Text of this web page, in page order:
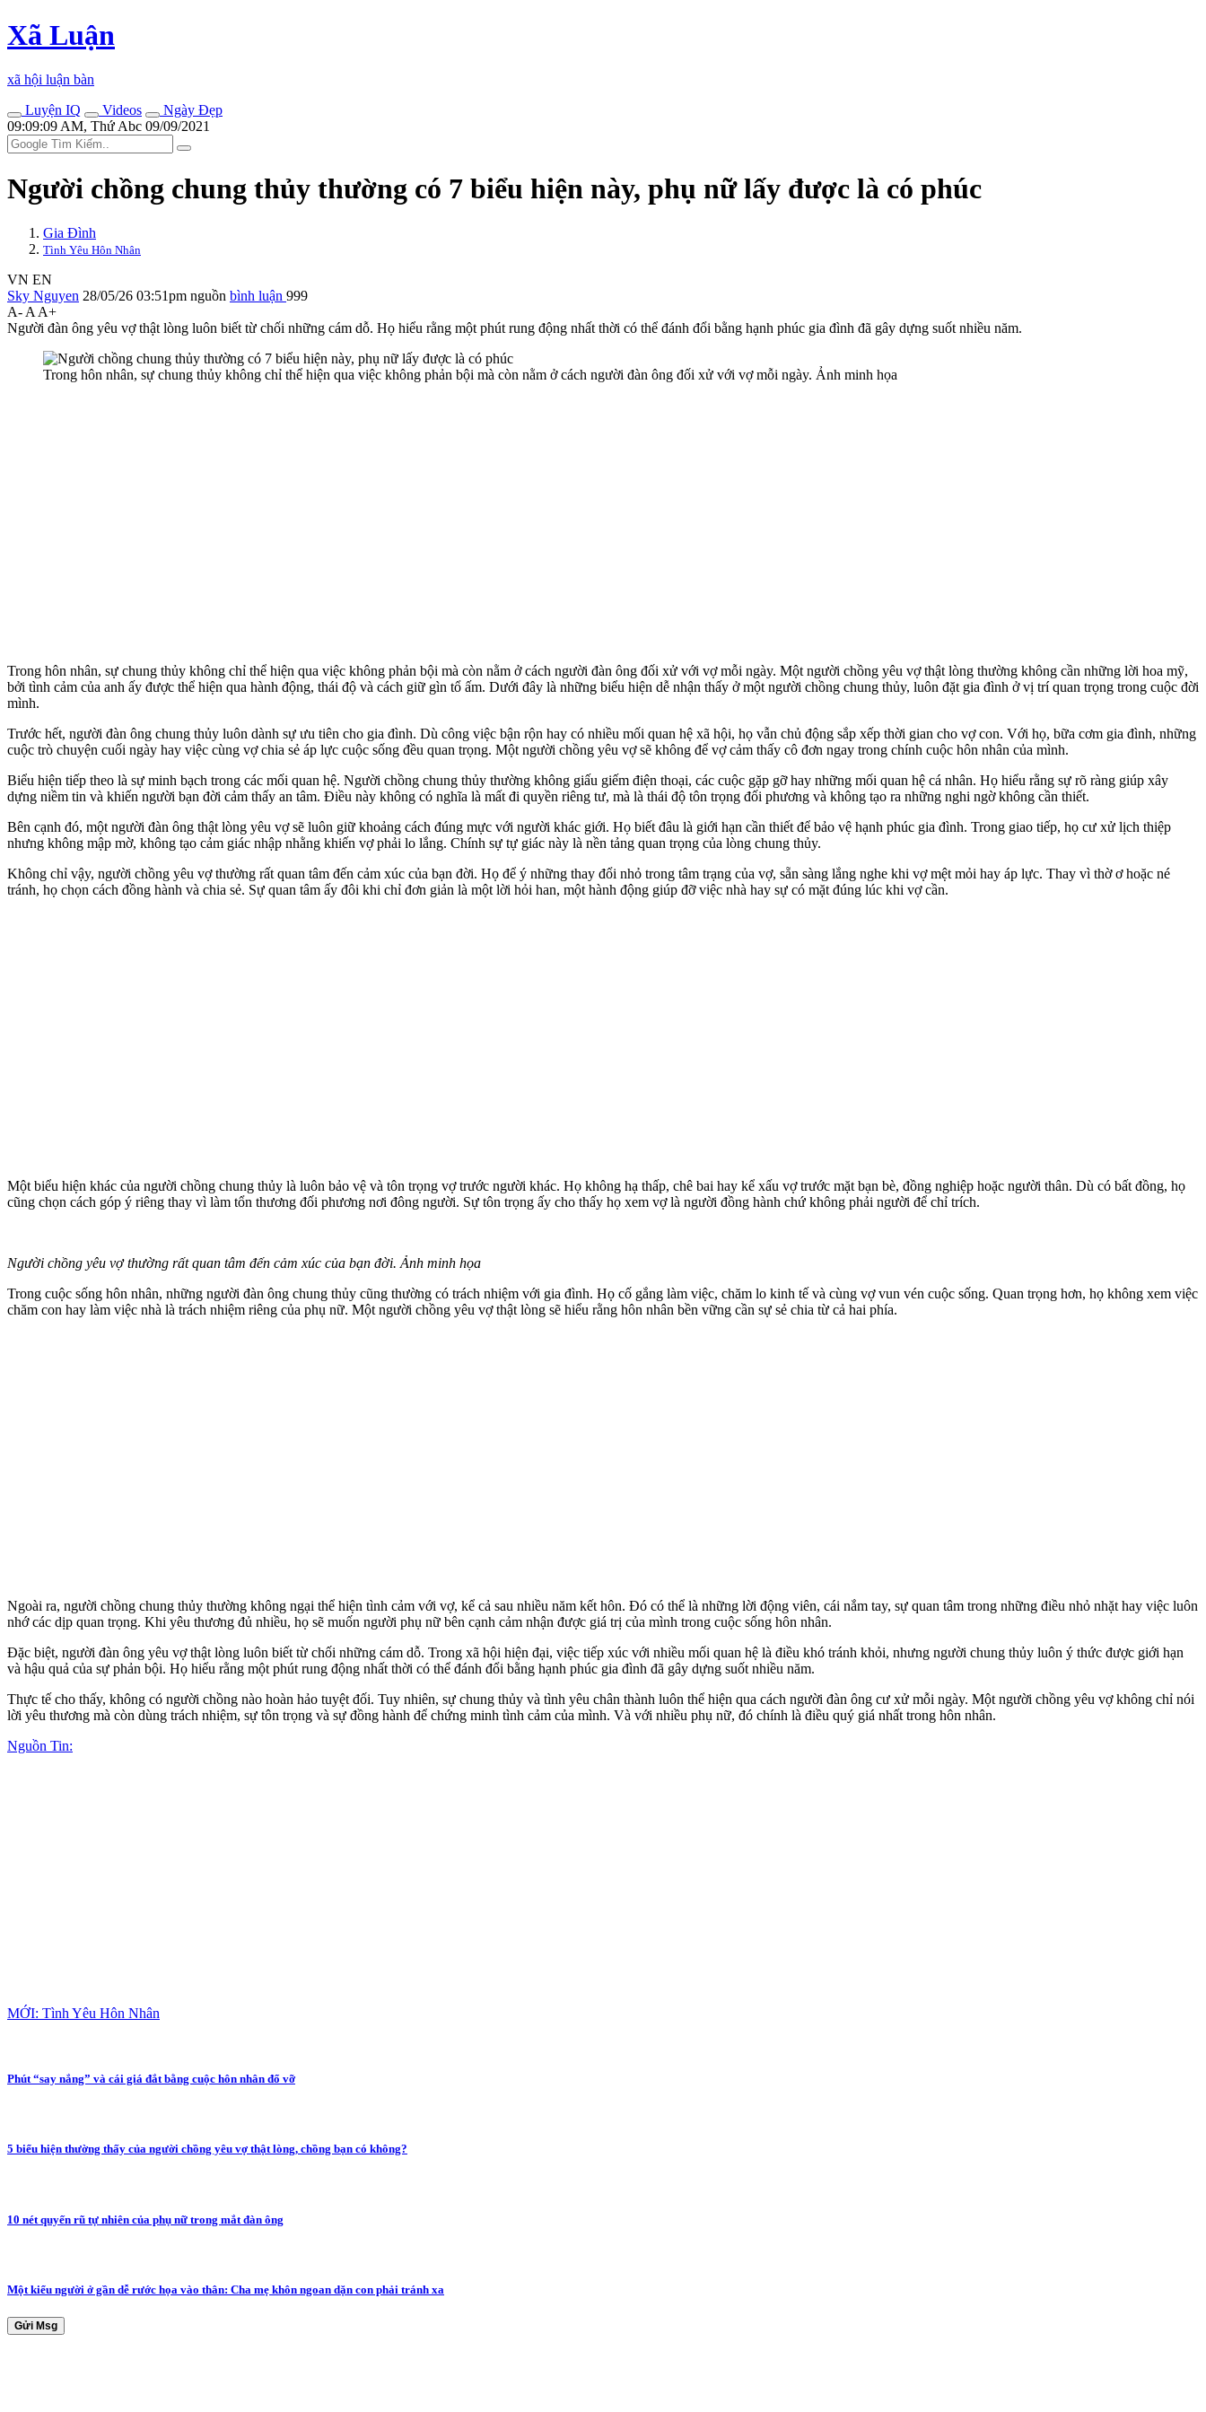
Xã Luận
xã hội luận bàn
Luyện IQ
Videos
Ngày Đẹp
09:09:09 AM, Thứ Abc 09/09/2021
Người chồng chung thủy thường có 7 biểu hiện này, phụ nữ lấy được là có phúc
Gia Đình
Tình Yêu Hôn Nhân
VN EN
Sky Nguyen 28/05/26 03:51pm nguồn bình luận 999
A- A A+
Người đàn ông yêu vợ thật lòng luôn biết từ chối những cám dỗ. Họ hiểu rằng một phút rung động nhất thời có thể đánh đổi bằng hạnh phúc gia đình đã gây dựng suốt nhiều năm.
Trong hôn nhân, sự chung thủy không chỉ thể hiện qua việc không phản bội mà còn nằm ở cách người đàn ông đối xử với vợ mỗi ngày. Ảnh minh họa
Trong hôn nhân, sự chung thủy không chỉ thể hiện qua việc không phản bội mà còn nằm ở cách người đàn ông đối xử với vợ mỗi ngày. Một người chồng yêu vợ thật lòng thường không cần những lời hoa mỹ,
bởi tình cảm của anh ấy được thể hiện qua hành động, thái độ và cách giữ gìn tổ ấm. Dưới đây là những biểu hiện dễ nhận thấy ở một người chồng chung thủy, luôn đặt gia đình ở vị trí quan trọng trong cuộc đời
mình.
Trước hết, người đàn ông chung thủy luôn dành sự ưu tiên cho gia đình. Dù công việc bận rộn hay có nhiều mối quan hệ xã hội, họ vẫn chủ động sắp xếp thời gian cho vợ con. Với họ, bữa cơm gia đình, những
cuộc trò chuyện cuối ngày hay việc cùng vợ chia sẻ áp lực cuộc sống đều quan trọng. Một người chồng yêu vợ sẽ không để vợ cảm thấy cô đơn ngay trong chính cuộc hôn nhân của mình.
Biểu hiện tiếp theo là sự minh bạch trong các mối quan hệ. Người chồng chung thủy thường không giấu giếm điện thoại, các cuộc gặp gỡ hay những mối quan hệ cá nhân. Họ hiểu rằng sự rõ ràng giúp xây
dựng niềm tin và khiến người bạn đời cảm thấy an tâm. Điều này không có nghĩa là mất đi quyền riêng tư, mà là thái độ tôn trọng đối phương và không tạo ra những nghi ngờ không cần thiết.
Bên cạnh đó, một người đàn ông thật lòng yêu vợ sẽ luôn giữ khoảng cách đúng mực với người khác giới. Họ biết đâu là giới hạn cần thiết để bảo vệ hạnh phúc gia đình. Trong giao tiếp, họ cư xử lịch thiệp
nhưng không mập mờ, không tạo cảm giác nhập nhằng khiến vợ phải lo lắng. Chính sự tự giác này là nền tảng quan trọng của lòng chung thủy.
Không chỉ vậy, người chồng yêu vợ thường rất quan tâm đến cảm xúc của bạn đời. Họ để ý những thay đổi nhỏ trong tâm trạng của vợ, sẵn sàng lắng nghe khi vợ mệt mỏi hay áp lực. Thay vì thờ ơ hoặc né
tránh, họ chọn cách đồng hành và chia sẻ. Sự quan tâm ấy đôi khi chỉ đơn giản là một lời hỏi han, một hành động giúp đỡ việc nhà hay sự có mặt đúng lúc khi vợ cần.
Một biểu hiện khác của người chồng chung thủy là luôn bảo vệ và tôn trọng vợ trước người khác. Họ không hạ thấp, chê bai hay kể xấu vợ trước mặt bạn bè, đồng nghiệp hoặc người thân. Dù có bất đồng, họ
cũng chọn cách góp ý riêng thay vì làm tổn thương đối phương nơi đông người. Sự tôn trọng ấy cho thấy họ xem vợ là người đồng hành chứ không phải người để chỉ trích.
Người chồng yêu vợ thường rất quan tâm đến cảm xúc của bạn đời. Ảnh minh họa
Trong cuộc sống hôn nhân, những người đàn ông chung thủy cũng thường có trách nhiệm với gia đình. Họ cố gắng làm việc, chăm lo kinh tế và cùng vợ vun vén cuộc sống. Quan trọng hơn, họ không xem việc
chăm con hay làm việc nhà là trách nhiệm riêng của phụ nữ. Một người chồng yêu vợ thật lòng sẽ hiểu rằng hôn nhân bền vững cần sự sẻ chia từ cả hai phía.
Ngoài ra, người chồng chung thủy thường không ngại thể hiện tình cảm với vợ, kể cả sau nhiều năm kết hôn. Đó có thể là những lời động viên, cái nắm tay, sự quan tâm trong những điều nhỏ nhặt hay việc luôn
nhớ các dịp quan trọng. Khi yêu thương đủ nhiều, họ sẽ muốn người phụ nữ bên cạnh cảm nhận được giá trị của mình trong cuộc sống hôn nhân.
Đặc biệt, người đàn ông yêu vợ thật lòng luôn biết từ chối những cám dỗ. Trong xã hội hiện đại, việc tiếp xúc với nhiều mối quan hệ là điều khó tránh khỏi, nhưng người chung thủy luôn ý thức được giới hạn
và hậu quả của sự phản bội. Họ hiểu rằng một phút rung động nhất thời có thể đánh đổi bằng hạnh phúc gia đình đã gây dựng suốt nhiều năm.
Thực tế cho thấy, không có người chồng nào hoàn hảo tuyệt đối. Tuy nhiên, sự chung thủy và tình yêu chân thành luôn thể hiện qua cách người đàn ông cư xử mỗi ngày. Một người chồng yêu vợ không chỉ nói
lời yêu thương mà còn dùng trách nhiệm, sự tôn trọng và sự đồng hành để chứng minh tình cảm của mình. Và với nhiều phụ nữ, đó chính là điều quý giá nhất trong hôn nhân.
Nguồn Tin:
MỚI: Tình Yêu Hôn Nhân
Phút “say nắng” và cái giá đắt bằng cuộc hôn nhân đổ vỡ
5 biểu hiện thường thấy của người chồng yêu vợ thật lòng, chồng bạn có không?
10 nét quyến rũ tự nhiên của phụ nữ trong mắt đàn ông
Một kiểu người ở gần dễ rước họa vào thân: Cha mẹ khôn ngoan dặn con phải tránh xa
Gửi Msg